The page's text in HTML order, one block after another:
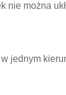
można
jednym